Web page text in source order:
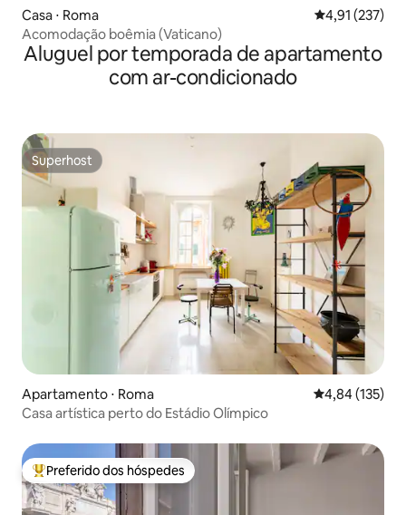
Casa ⋅ Roma 4,91 de uma
4,91 (237)
Acomodação boêmia (Vaticano)
Aluguel por temporada de apartamento
com ar-condicionado
Superhost
Superhost
Apartamento ⋅ Roma 4,84 de uma
4,84 (135)
Casa artística perto do Estádio Olímpico
Entre os melhores preferidos dos hóspedes
Preferido dos hóspedes